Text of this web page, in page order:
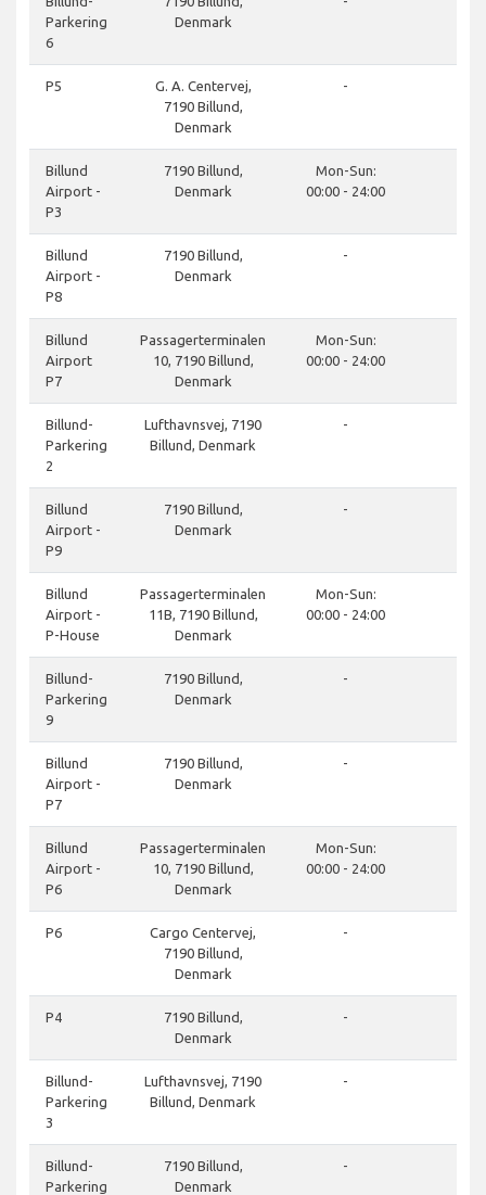
Parkering
6
Denmark
P5
G. A. Centervej,
7190 Billund,
Denmark
-
Billund
Airport -
P3
7190 Billund,
Denmark
Mon-Sun:
00:00 - 24:00
Billund
Airport -
P8
7190 Billund,
Denmark
-
Billund
Airport
P7
Passagerterminalen
10, 7190 Billund,
Denmark
Mon-Sun:
00:00 - 24:00
Billund-
Parkering
2
Lufthavnsvej, 7190
Billund, Denmark
-
Billund
Airport -
P9
7190 Billund,
Denmark
-
Billund
Airport -
P-House
Passagerterminalen
11B, 7190 Billund,
Denmark
Mon-Sun:
00:00 - 24:00
Billund-
Parkering
9
7190 Billund,
Denmark
-
Billund
Airport -
P7
7190 Billund,
Denmark
-
Billund
Airport -
P6
Passagerterminalen
10, 7190 Billund,
Denmark
Mon-Sun:
00:00 - 24:00
P6
Cargo Centervej,
7190 Billund,
Denmark
-
P4
7190 Billund,
Denmark
-
Billund-
Parkering
3
Lufthavnsvej, 7190
Billund, Denmark
-
Billund-
Parkering
7190 Billund,
Denmark
-